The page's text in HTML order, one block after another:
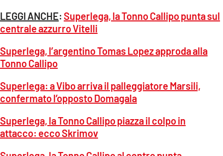
LEGGI ANCHE: Superlega, la Tonno Callipo punta sul
centrale azzurro Vitelli
Superlega, l’argentino Tomas Lopez approda alla
Tonno Callipo
Superlega: a Vibo arriva il palleggiatore Marsili,
confermato l’opposto Domagala
Superlega, la Tonno Callipo piazza il colpo in
attacco: ecco Skrimov